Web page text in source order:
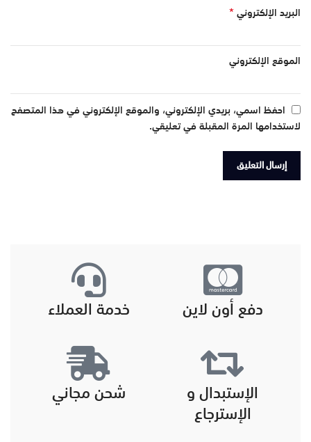
البريد الإلكتروني*
الموقع الإلكتروني
احفظ اسمي، بريدي الإلكتروني، والموقع الإلكتروني في هذا المتصفح
لاستخدامها المرة المقبلة في تعليقي.
دفع أون لاين خدمة العملاء
الإستبدال و
الإسترجاع
شحن مجاني